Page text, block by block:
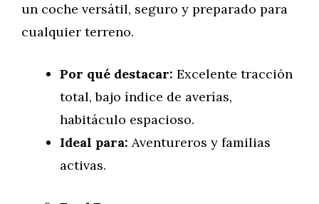
un coche versátil, seguro y preparado para
cualquier terreno.
Por qué destacar: Excelente tracción
total, bajo índice de averías,
habitáculo espacioso.
Ideal para: Aventureros y familias
activas.